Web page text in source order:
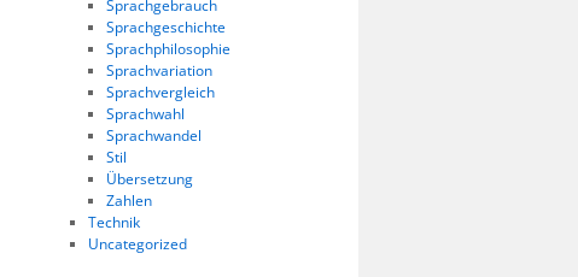
Sprachgebrauch
Sprachgeschichte
Sprachphilosophie
Sprachvariation
Sprachvergleich
Sprachwahl
Sprachwandel
Stil
Übersetzung
Zahlen
Technik
Uncategorized